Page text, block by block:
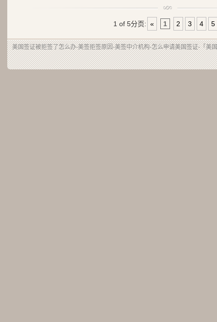
1 of 5分页: « 1 2 3 4 5
美国签证被拒签了怎么办-美签拒签原因-美签中介机构-怎么申请美国签证-「美